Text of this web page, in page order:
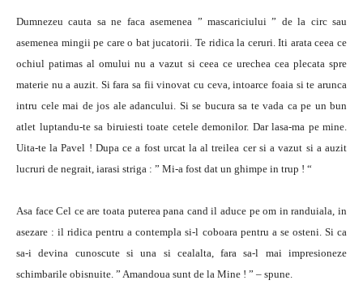
Dumnezeu cauta sa ne faca asemenea ” mascariciului ” de la circ sau
asemenea mingii pe care o bat jucatorii. Te ridica la ceruri. Iti arata ceea ce
ochiul patimas al omului nu a vazut si ceea ce urechea cea plecata spre
materie nu a auzit. Si fara sa fii vinovat cu ceva, intoarce foaia si te arunca
intru cele mai de jos ale adancului. Si se bucura sa te vada ca pe un bun
atlet luptandu-te sa biruiesti toate cetele demonilor. Dar lasa-ma pe mine.
Uita-te la Pavel ! Dupa ce a fost urcat la al treilea cer si a vazut si a auzit
lucruri de negrait, iarasi striga : ” Mi-a fost dat un ghimpe in trup ! “
Asa face Cel ce are toata puterea pana cand il aduce pe om in randuiala, in
asezare : il ridica pentru a contempla si-l coboara pentru a se osteni. Si ca
sa-i devina cunoscute si una si cealalta, fara sa-l mai impresioneze
schimbarile obisnuite. ” Amandoua sunt de la Mine ! ” – spune.